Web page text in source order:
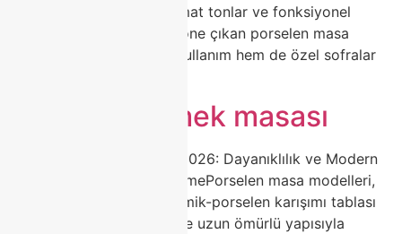
doğal mermer desenleri, mat tonlar ve fonksiyonel
açılabilir mekanizmalarla öne çıkan porselen masa
seçenekleri, hem günlük kullanım hem de özel sofralar
Porselen yemek masası
Porselen Masa Modelleri 2026: Dayanıklılık ve Modern
Estetiğin Zirvesi | ClasshomePorselen masa modelleri,
yüksek ısıda pişirilen seramik-porselen karışımı tablası
ile çizilmez, leke tutmaz ve uzun ömürlü yapısıyla